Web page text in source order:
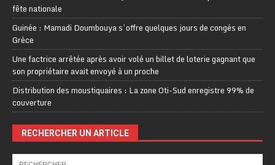
fête nationale
Guinée : Mamadi Doumbouya s’offre quelques jours de congés en
Grèce
Une factrice arrêtée après avoir volé un billet de loterie gagnant que
son propriétaire avait envoyé à un proche
Distribution des moustiquaires : La zone Oti-Sud enregistre 99% de
couverture
RECHERCHER UN ARTICLE